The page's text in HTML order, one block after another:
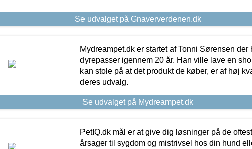
Se udvalget på Gnaververdenen.dk
Mydreampet.dk er startet af Tonni Sørensen der
dyrepasser igennem 20 år. Han ville lave en
kan stole på at det produkt de køber, er af høj
deres udvalg.
Se udvalget på Mydreampet.dk
PetIQ.dk mål er at give dig løsninger på de
årsager til sygdom og mistrivsel hos din hund